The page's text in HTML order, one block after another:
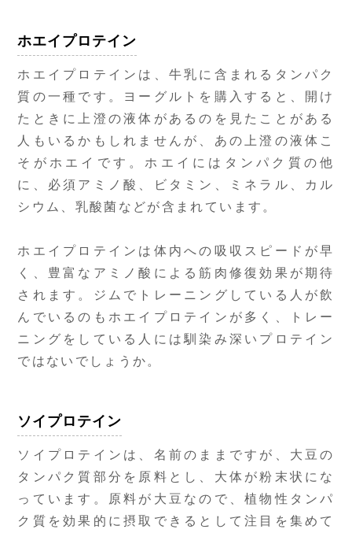
ホエイプロテイン
ホエイプロテインは、牛乳に含まれるタンパク
質の一種です。ヨーグルトを購入すると、開け
たときに上澄の液体があるのを見たことがある
人もいるかもしれませんが、あの上澄の液体こ
そがホエイです。ホエイにはタンパク質の他
に、必須アミノ酸、ビタミン、ミネラル、カル
シウム、乳酸菌などが含まれています。
ホエイプロテインは体内への吸収スピードが早
く、豊富なアミノ酸による筋肉修復効果が期待
されます。ジムでトレーニングしている人が飲
んでいるのもホエイプロテインが多く、トレー
ニングをしている人には馴染み深いプロテイン
ではないでしょうか。
ソイプロテイン
ソイプロテインは、名前のままですが、大豆の
タンパク質部分を原料とし、大体が粉末状にな
っています。原料が大豆なので、植物性タンパ
ク質を効果的に摂取できるとして注目を集めて